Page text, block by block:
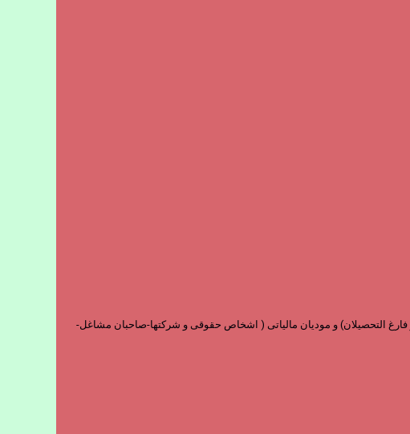
دانشجویان و فارغ التحصیلان) و مودیان مالیاتی ( اشخاص حقوقی و شرکتها-صاحبان مشاغل-